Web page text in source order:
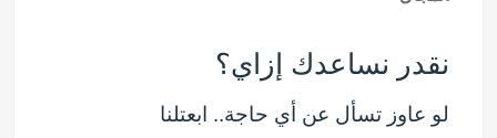
نقدر نساعدك إزاي؟
لو عاوز تسأل عن أي حاجة.. ابعتلنا